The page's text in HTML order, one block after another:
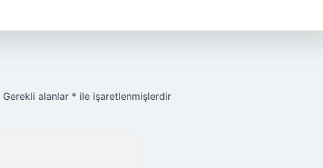
Gerekli alanlar * ile işaretlenmişlerdir